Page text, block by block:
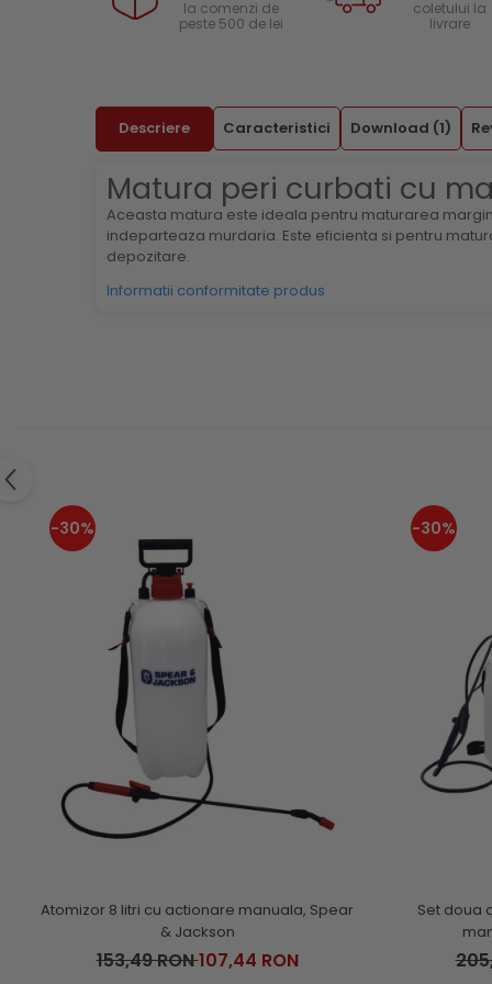
Curele si bretele
Genti si trolere
Echipamente specializate
Echipamente muncitori ferma
Echipamente veterinari
Echipamente mulgatori
Menghine si prese
la comenzi de
peste 500 de lei
coletului la
livrare
Descriere Caracteristici Download (1)
Matura peri curbati cu
Aceasta matura este ideala pentru maturarea
indeparteaza murdaria. Este eficienta si pentru
depozitare.
Informatii conformitate produs
-30%
Atomizor 8 litri cu actionare manuala, Spear
& Jackson
153,49 RON107,44 RON
-30%
Set doua